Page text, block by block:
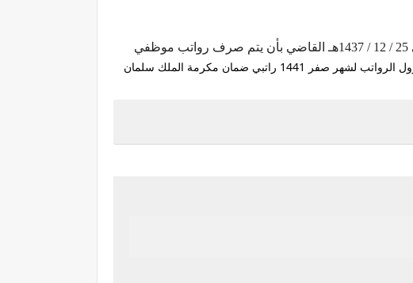
أوضحت وزارة المالية آلية تطبيق قرار مجلس الوزراء رقم 551 الصادر في 25 / 12 / 1437هـ القاضي بأن يتم صرف رواتب موظفي
متي صرف وموعد نزول الرواتب لشهر صفر 1441 راتبي ضمان مكرمة الملك سلمان